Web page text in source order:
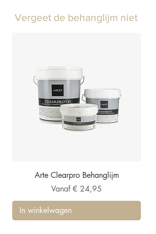
Vergeet de behanglijm niet
Arte Clearpro Behanglijm
Vanaf€ 24,95
Verkoopprijs
In winkelwagen